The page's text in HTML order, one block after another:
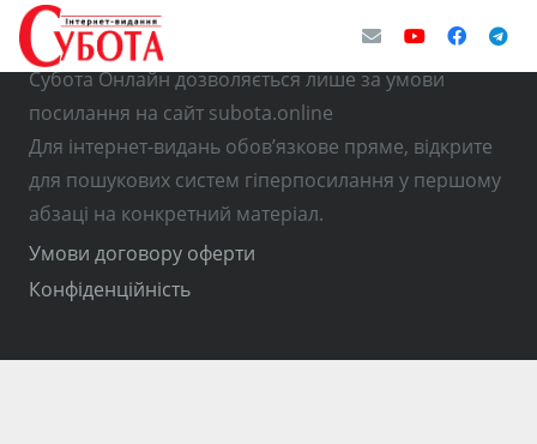
© Використання матеріалів з інтернет-видання
Субота Онлайн дозволяється лише за умови
посилання на сайт subota.online
Для інтернет-видань обов’язкове пряме, відкрите
для пошукових систем гіперпосилання у першому
абзаці на конкретний матеріал.
Умови договору оферти
Конфіденційність